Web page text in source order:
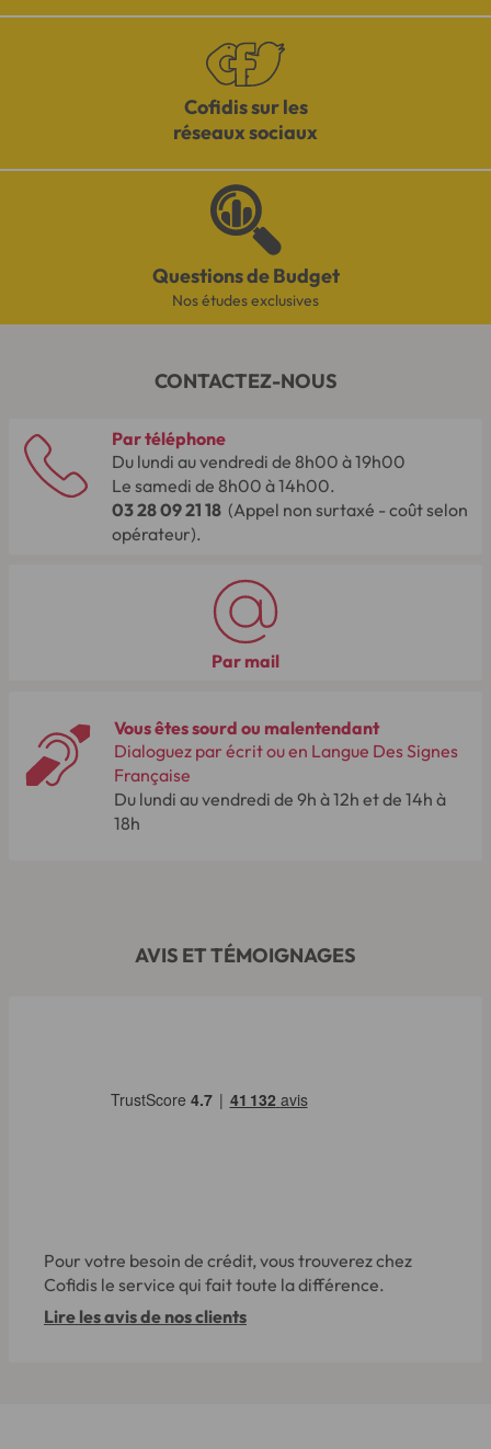
Cofidis sur les
réseaux sociaux
Questions de Budget
Nos études exclusives
CONTACTEZ-NOUS
Par téléphone
Du lundi au vendredi de 8h00 à 19h00
Le samedi de 8h00 à 14h00.
03 28 09 21 18 (Appel non surtaxé - coût selon
opérateur).
Par mail
Vous êtes sourd ou malentendant
Dialoguez par écrit ou en Langue Des Signes
Française
Du lundi au vendredi de 9h à 12h et de 14h à
18h
AVIS ET TÉMOIGNAGES
Pour votre besoin de crédit, vous trouverez chez
Cofidis le service qui fait toute la différence.
Lire les avis de nos clients